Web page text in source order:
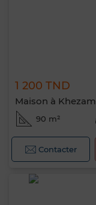
1 200 TND
Maison à
90 m²
Contacter